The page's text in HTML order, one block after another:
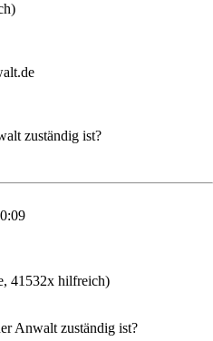
zuständig ist?
41532x hilfreich)
Anwalt zuständig ist?